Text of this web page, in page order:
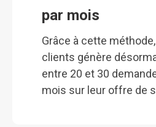
par mois
Grâce à cette
clients génère
entre 20 et 30
mois sur leur offre de